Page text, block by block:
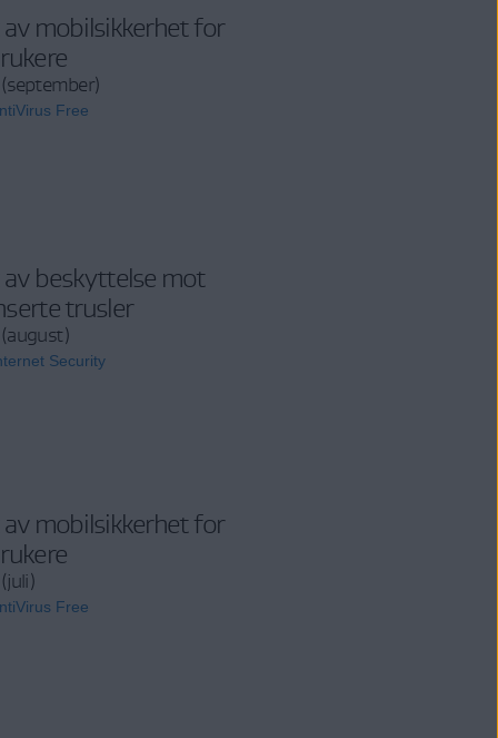
av mobilsikkerhet for
Free
av beskyttelse mot
trusler
Security
av mobilsikkerhet for
Free